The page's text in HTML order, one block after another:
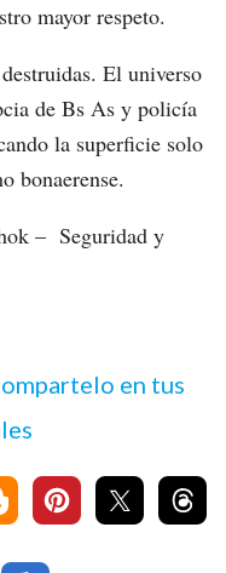
mayor respeto.
El universo
de Bs As y policía
la superficie solo
bonaerense.
– Seguridad y
en tus